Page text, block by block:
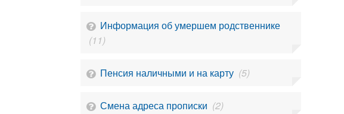
Информация об умершем родственнике
(11)
Пенсия наличными и на карту (5)
Смена адреса прописки (2)